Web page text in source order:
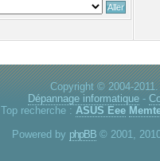
Copyright © 2004-
Dépannage informatique -
Top recherche : ASUS Eee
Powered by phpBB © 2001,